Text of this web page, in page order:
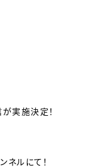
実施決定！
ネルにて！